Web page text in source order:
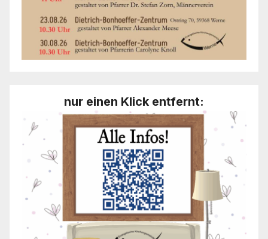
nur einen Klick entfernt: